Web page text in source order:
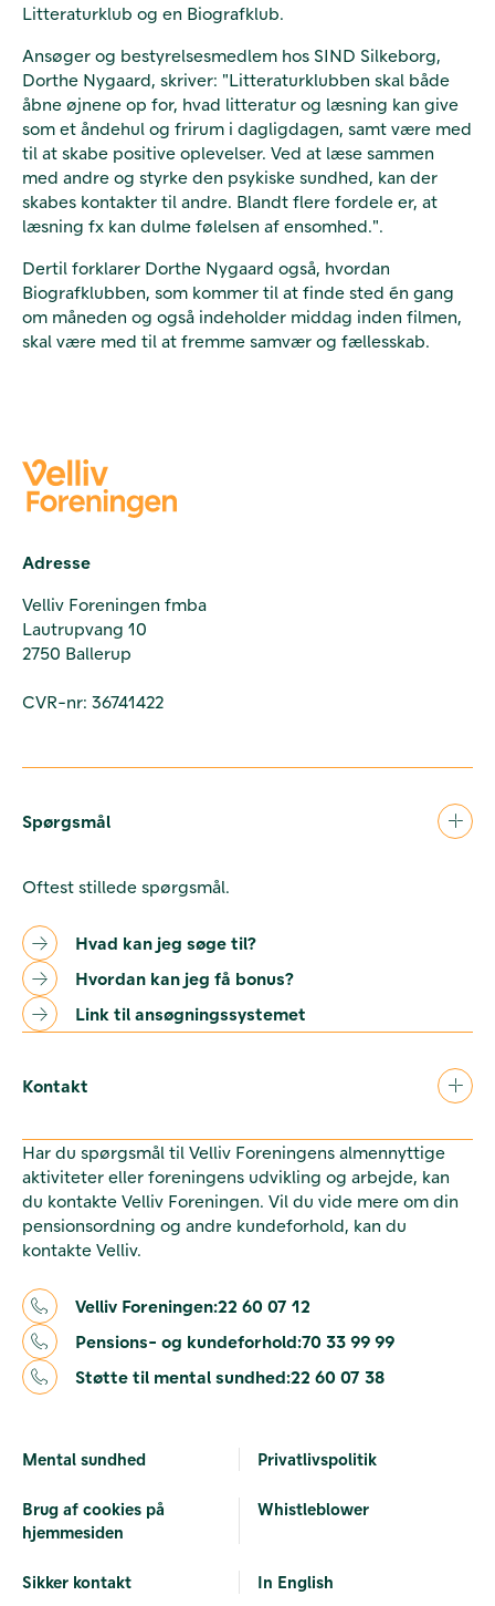
Litteraturklub og en Biografklub.
Ansøger og bestyrelsesmedlem hos SIND Silkeborg,
Dorthe Nygaard, skriver: "Litteraturklubben skal både
åbne øjnene op for, hvad litteratur og læsning kan give
som et åndehul og frirum i dagligdagen, samt være med
til at skabe positive oplevelser. Ved at læse sammen
med andre og styrke den psykiske sundhed, kan der
skabes kontakter til andre. Blandt flere fordele er, at
læsning fx kan dulme følelsen af ensomhed.".
Dertil forklarer Dorthe Nygaard også, hvordan
Biografklubben, som kommer til at finde sted én gang
om måneden og også indeholder middag inden filmen,
skal være med til at fremme samvær og fællesskab.
Adresse
Velliv Foreningen fmba
Lautrupvang 10
2750 Ballerup
CVR-nr: 36741422
Spørgsmål
Oftest stillede spørgsmål.
Hvad kan jeg søge til?
Hvordan kan jeg få bonus?
Link til ansøgningssystemet
Kontakt
Har du spørgsmål til Velliv Foreningens almennyttige
aktiviteter eller foreningens udvikling og arbejde, kan
du kontakte Velliv Foreningen. Vil du vide mere om din
pensionsordning og andre kundeforhold, kan du
kontakte Velliv.
Velliv Foreningen:22 60 07 12
Pensions- og kundeforhold:70 33 99 99
Støtte til mental sundhed:22 60 07 38
Mental sundhed Privatlivspolitik
Brug af cookies på
hjemmesiden
Whistleblower
Sikker kontakt In English